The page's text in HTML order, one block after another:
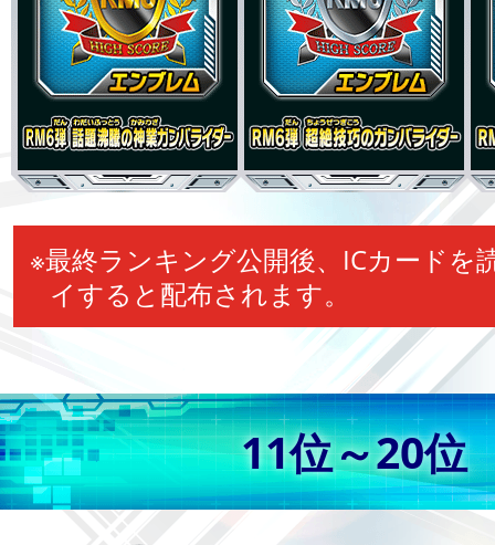
※最終ランキング公開後、ICカードを
イすると配布されます。
11位～20位